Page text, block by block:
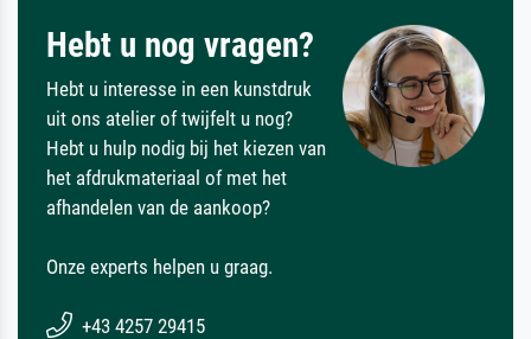
Hebt u nog vragen?
Hebt u interesse in een kunstdruk
uit ons atelier of twijfelt u nog?
Hebt u hulp nodig bij het kiezen van
het afdrukmateriaal of met het
afhandelen van de aankoop?
Onze experts helpen u graag.
+43 4257 29415